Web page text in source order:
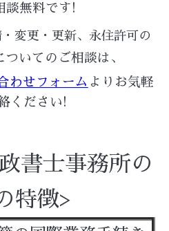
談無料です!
変更・更新、永住許可の
ついてのご相談は、
わせフォーム よりお気軽
ください!
書士事務所の
特徴>